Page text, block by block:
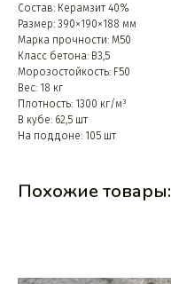
Состав: Керамзит 40%
Размер: 390×190×188 мм
Марка прочности: М50
Класс бетона: B3,5
Морозостойкость: F50
Вес: 18 кг
Плотность: 1300 кг/м³
В кубе: 62,5 шт
На поддоне: 105 шт
Похожие товары: